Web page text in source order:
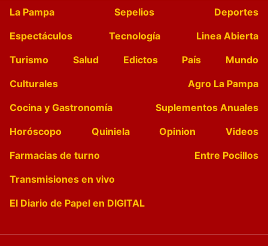
La Pampa Sepelios
Deportes
Espectáculos
Tecnología
Linea Abierta
Turismo
Salud Edictos País
Mundo
Culturales
Agro La Pampa
Cocina y Gastronomía
Suplementos Anuales
Horóscopo
Quiniela Opinion
Videos
Farmacias de turno
Entre Pocillos
Transmisiones en vivo
El Diario de Papel en DIGITAL